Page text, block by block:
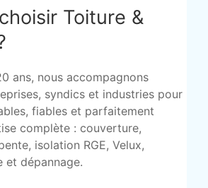
Toiture &
ans, nous accompagnons
syndics et industries pour
fiables et parfaitement
complète : couverture,
isolation RGE, Velux,
et dépannage.